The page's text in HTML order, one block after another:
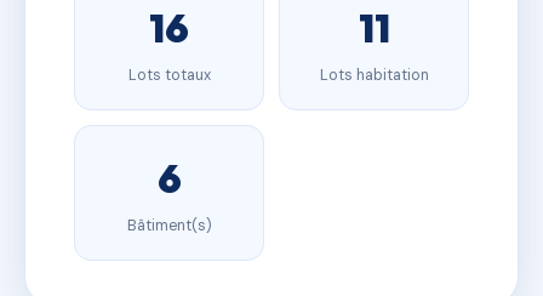
16
Lots totaux
11
Lots habitation
6
Bâtiment(s)